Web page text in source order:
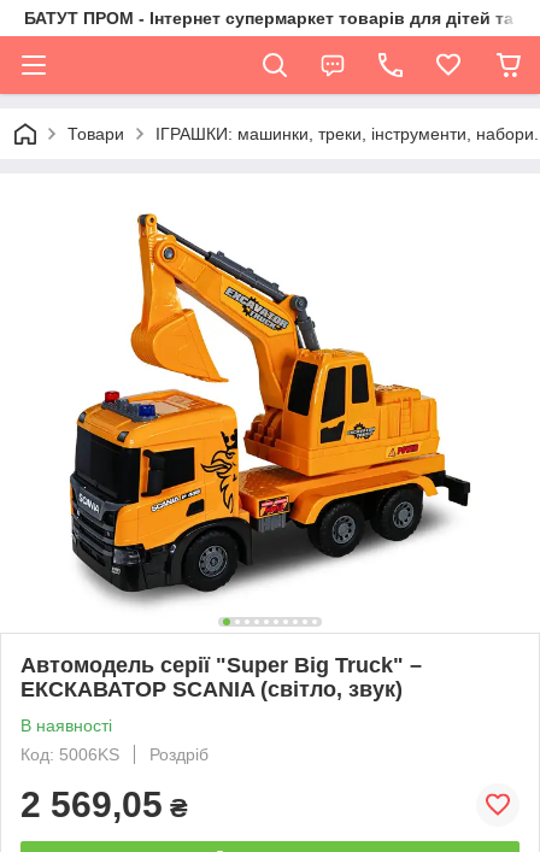
БАТУТ ПРОМ - Інтернет супермаркет товарів для дітей та їх
Товари ІГРАШКИ: машинки, треки, інструменти, набори.
Автомодель серії "Super Big Truck" –
ЕКСКАВАТОР SCANIA (світло, звук)
В наявності
Код: 5006KS
Роздріб
2 569,05 ₴